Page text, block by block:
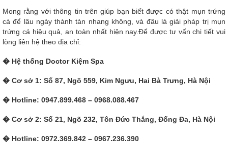
Mong rằng với thông tin trên giúp bạn biết được có thật mụn trứng
cá để lâu ngày thành tàn nhang không, và đâu là giải pháp trị mụn
trứng cá hiệu quả, an toàn nhất hiện nay.Để được tư vấn chi tiết vui
lòng liên hệ theo địa chỉ:
� Hệ thống Doctor Kiệm Spa
� Cơ sở 1: Số 87, Ngõ 559, Kim Ngưu, Hai Bà Trưng, Hà Nội
� Hotline: 0947.899.468 – 0968.088.467
� Cơ sở 2: Số 21, Ngõ 232, Tôn Đức Thắng, Đống Đa, Hà Nội
� Hotline: 0972.369.842 – 0967.236.390